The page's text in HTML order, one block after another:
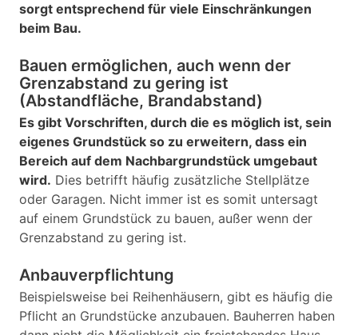
sorgt entsprechend für viele Einschränkungen
beim Bau.
Bauen ermöglichen, auch wenn der
Grenzabstand zu gering ist
(Abstandfläche, Brandabstand)
Es gibt Vorschriften, durch die es möglich ist, sein
eigenes Grundstück so zu erweitern, dass ein
Bereich auf dem Nachbargrundstück umgebaut
wird. Dies betrifft häufig zusätzliche Stellplätze
oder Garagen. Nicht immer ist es somit untersagt
auf einem Grundstück zu bauen, außer wenn der
Grenzabstand zu gering ist.
Anbauverpflichtung
Beispielsweise bei Reihenhäusern, gibt es häufig die
Pflicht an Grundstücke anzubauen. Bauherren haben